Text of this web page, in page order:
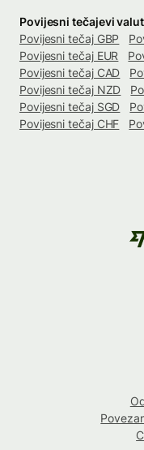
Povijesni tečajevi
Povijesni tečaj GBP
Povijesni tečaj EUR
Povijesni tečaj CAD
Povijesni tečaj NZD
Povijesni tečaj SGD
Povijesni tečaj CHF